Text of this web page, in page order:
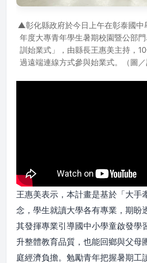
▲彰化縣政府於今日上午在彰泰國中
年度大專青年學生暑期校園暨公部
訓始業式」，由縣長王惠美主持，
過遠端連線方式參與始業式。（圖／
王惠美表示，本計畫是基於「大手
念，學生就讀大學各有專業，期盼
其發揮專業引導國中小學童啟發學
升整體教育品質，也能回鄉與父母
庭經濟負擔。勉勵青年把握暑期工